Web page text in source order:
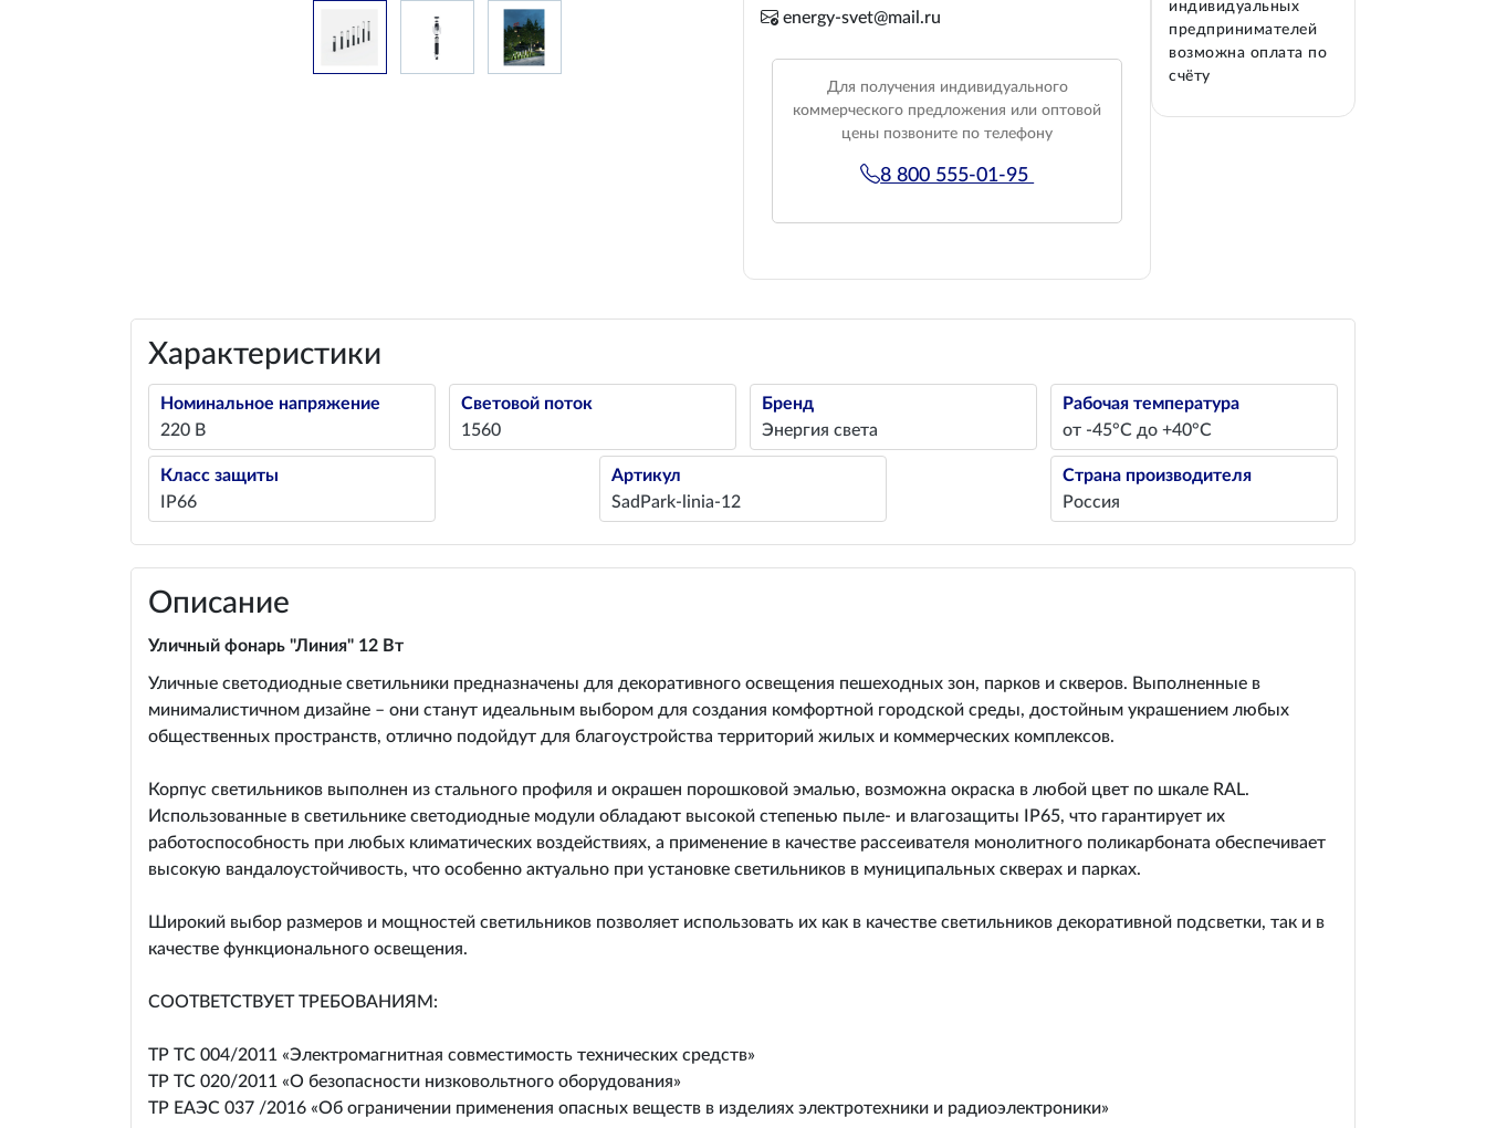
energy-svet@mail.ru
Для получения индивидуального
коммерческого предложения или оптовой
цены позвоните по телефону
8 800 555-01-95
индивидуальных
предпринимателей
возможна оплата по
счёту
Характеристики
Номинальное напряжение
220 В
Световой поток
1560
Бренд
Энергия света
Рабочая температура
от -45°С до +40°С
Класс защиты
IP66
Артикул
SadPark-linia-12
Страна производителя
Россия
Описание
Уличный фонарь "Линия" 12 Вт
Уличные светодиодные светильники предназначены для декоративного освещения пешеходных зон, парков и скверов. Выполненные в
минималистичном дизайне – они станут идеальным выбором для создания комфортной городской среды, достойным украшением любых
общественных пространств, отлично подойдут для благоустройства территорий жилых и коммерческих комплексов.
Корпус светильников выполнен из стального профиля и окрашен порошковой эмалью, возможна окраска в любой цвет по шкале RAL.
Использованные в светильнике светодиодные модули обладают высокой степенью пыле- и влагозащиты IP65, что гарантирует их
работоспособность при любых климатических воздействиях, а применение в качестве рассеивателя монолитного поликарбоната обеспечивает
высокую вандалоустойчивость, что особенно актуально при установке светильников в муниципальных скверах и парках.
Широкий выбор размеров и мощностей светильников позволяет использовать их как в качестве светильников декоративной подсветки, так и в
качестве функционального освещения.
СООТВЕТСТВУЕТ ТРЕБОВАНИЯМ:
ТР ТС 004/2011 «Электромагнитная совместимость технических средств»
ТР ТС 020/2011 «О безопасности низковольтного оборудования»
ТР ЕАЭС 037 /2016 «Об ограничении применения опасных веществ в изделиях электротехники и радиоэлектроники»